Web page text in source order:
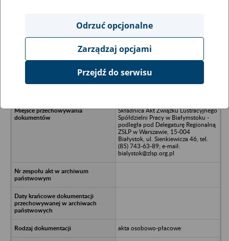
Ukryj wszystkie pozycje bazy
Zakłady Techniczno-Wdrożeniowe
Składnica Akt Związku Lustracyjnego
Spółdzielni Pracy w Białymstoku -
podległa pod Delegaturę Regionalną
ZSLP w Warszawie, 15-004
Białystok, ul. Sienkiewicza 46, tel.
(85) 743-63-89; e-mail:
bialystok@zlsp.org.pl
akta osobowo-płacowe
Odrzuć opcjonalne
Zarządzaj opcjami
Przejdź do serwisu